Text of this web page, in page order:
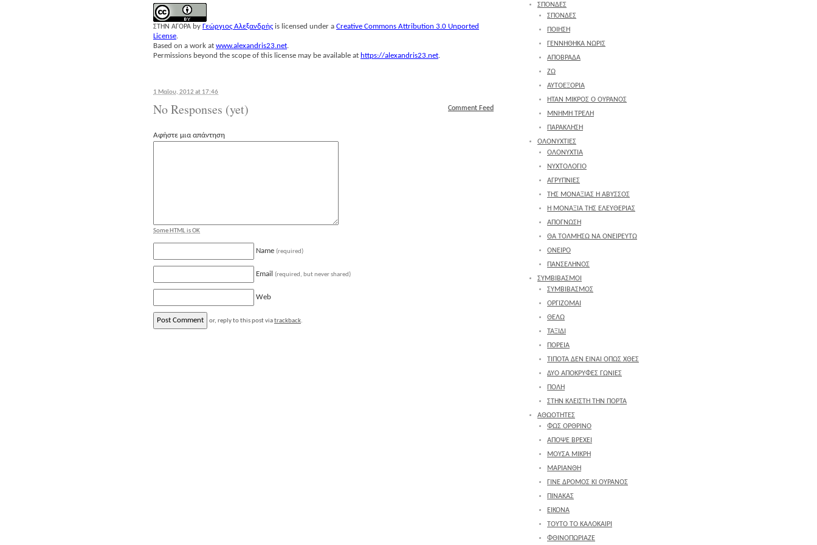
ΣΤΗΝ ΑΓΟΡΑ by Γεώρ­γιος Αλε­ξαν­δρής is licensed under a Creative Commons Attribution 3.0 Unported
License.
Based on a work at www.alexandris23.net.
Permissions beyond the scope of this license may be available at https://alexandris23.net.
1 Μαΐου, 2012 at 17:46
Comment Feed
No Responses (yet)
Αφήστε μια απάντηση
Some HTML is OK
Name (required)
Email (required, but never shared)
Web
or, reply to this post viatrackback.
ΣΠΟΝΔΕΣ
ΣΠΟΝΔΕΣ
ΠΟΙΗΣΗ
ΓΕΝΝΗΘΗΚΑ ΝΩΡΙΣ
ΑΠΟΒΡΑΔΑ
ΖΩ
ΑΥΤΟΕΞΟΡΙΑ
ΗΤΑΝ ΜΙΚΡΟΣ Ο ΟΥΡΑΝΟΣ
ΜΝΗΜΗ ΤΡΕΛΗ
ΠΑΡΑΚΛΗΣΗ
ΟΛΟΝΥΧΤΙΕΣ
ΟΛΟΝΥΧΤΙΑ
ΝΥΧΤΟΛΟΓΙΟ
ΑΓΡΥΠΝΙΕΣ
ΤΗΣ ΜΟΝΑΞΙΑΣ Η ΑΒΥΣΣΟΣ
Η ΜΟΝΑΞΙΑ ΤΗΣ ΕΛΕΥΘΕΡΙΑΣ
ΑΠΟΓΝΩΣΗ
ΘΑ ΤΟΛΜΗΣΩ ΝΑ ΟΝΕΙΡΕΥΤΩ
ΟΝΕΙΡΟ
ΠΑΝΣΕΛΗΝΟΣ
ΣΥΜΒΙΒΑΣΜΟΙ
ΣΥΜΒΙΒΑΣΜΟΣ
ΟΡΓΙΖΟΜΑΙ
ΘΕΛΩ
ΤΑΞΙΔΙ
ΠΟΡΕΙΑ
ΤΙΠΟΤΑ ΔΕΝ ΕΙΝΑΙ ΟΠΩΣ ΧΘΕΣ
ΔΥΟ ΑΠΟΚΡΥΦΕΣ ΓΩΝΙΕΣ
ΠΟΛΗ
ΣΤΗΝ ΚΛΕΙΣΤΗ ΤΗΝ ΠΟΡΤΑ
ΑΘΩΟΤΗΤΕΣ
ΦΩΣ ΟΡΘΡΙΝΟ
ΑΠΟΨΕ ΒΡΕΧΕΙ
ΜΟΥΣΑ ΜΙΚΡΗ
ΜΑΡΙΑΝΘΗ
ΓΙΝΕ ΔΡΟΜΟΣ ΚΙ ΟΥΡΑΝΟΣ
ΠΙΝΑΚΑΣ
ΕΙΚΟΝΑ
ΤΟΥΤΟ ΤΟ ΚΑΛΟΚΑΙΡΙ
ΦΘΙΝΟΠΩΡΙΑΖΕ